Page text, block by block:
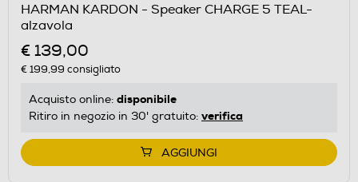
HARMAN KARDON - Speaker CHARGE 5 TEAL-
alzavola
€ 139,00
€ 199,99 consigliato
Acquisto online: disponibile
Ritiro in negozio in 30' gratuito: verifica
AGGIUNGI